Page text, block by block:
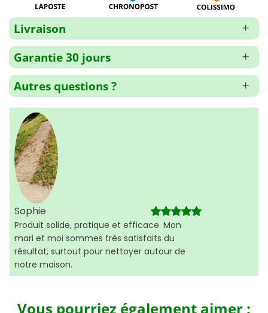
Livraison
Garantie 30 jours
Autres questions ?
Sophie
Produit solide, pratique et efficace. Mon
mari et moi sommes très satisfaits du
résultat, surtout pour nettoyer autour de
notre maison.
Vous pourriez également aimer :